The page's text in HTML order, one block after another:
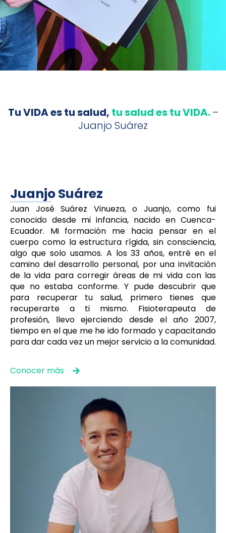
Tu VIDA es tu salud, tu salud es tu VIDA.–
Juanjo Suárez
Juanjo Suárez
Juan José Suárez Vinueza, o Juanjo, como fui
conocido desde mi infancia, nacido en Cuenca-
Ecuador. Mi formación me hacia pensar en el
cuerpo como la estructura rígida, sin consciencia,
algo que solo usamos. A los 33 años, entré en el
camino del desarrollo personal, por una invitación
de la vida para corregir áreas de mi vida con las
que no estaba conforme. Y pude descubrir que
para recuperar tu salud, primero tienes que
recuperarte a ti mismo. Fisioterapeuta de
profesión, llevo ejerciendo desde el año 2007,
tiempo en el que me he ido formado y capacitando
para dar cada vez un mejor servicio a la comunidad.
Conocer más